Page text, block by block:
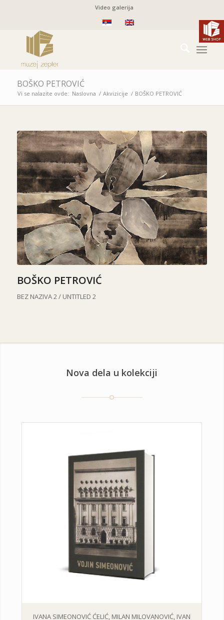
Video galerija
BOŠKO PETROVIĆ
Vi se nalazite ovde: Naslovna / Akvizicije / BOŠKO PETROVIĆ
BOŠKO PETROVIĆ
BEZ NAZIVA 2 / UNTITLED 2
Nova dela u kolekciji
IVANA SIMEONOVIĆ ĆELIĆ, MILAN MILOVANOVIĆ, IVAN